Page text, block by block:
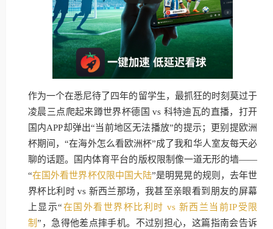
作为一个在悉尼待了四年的留学生，最抓狂的时刻莫过于
凌晨三点爬起来蹲世界杯德国 vs 科特迪瓦的直播，打开
国内APP却弹出“当前地区无法播放”的提示；更别提欧洲
杯期间，“在海外怎么看欧洲杯”成了我和华人室友每天必
聊的话题。国内体育平台的版权限制像一道无形的墙——
“在国外看世界杯仅限中国大陆”是明晃晃的规则，去年世
界杯比利时 vs 新西兰那场，我甚至亲眼看到朋友的屏幕
上显示“在国外看世界杯比利时 vs 新西兰当前IP受限
制”，急得他差点摔手机。不过别担心，这篇指南会告诉